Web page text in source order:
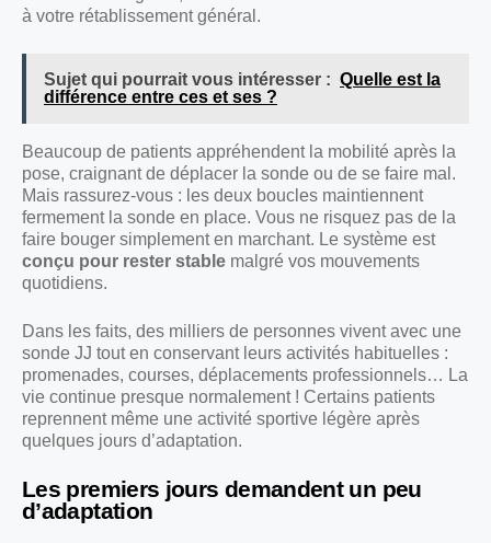
à votre rétablissement général.
Sujet qui pourrait vous intéresser : Quelle est la
différence entre ces et ses ?
Beaucoup de patients appréhendent la mobilité après la
pose, craignant de déplacer la sonde ou de se faire mal.
Mais rassurez-vous : les deux boucles maintiennent
fermement la sonde en place. Vous ne risquez pas de la
faire bouger simplement en marchant. Le système est
conçu pour rester stable malgré vos mouvements
quotidiens.
Dans les faits, des milliers de personnes vivent avec une
sonde JJ tout en conservant leurs activités habituelles :
promenades, courses, déplacements professionnels… La
vie continue presque normalement ! Certains patients
reprennent même une activité sportive légère après
quelques jours d’adaptation.
Les premiers jours demandent un peu
d’adaptation